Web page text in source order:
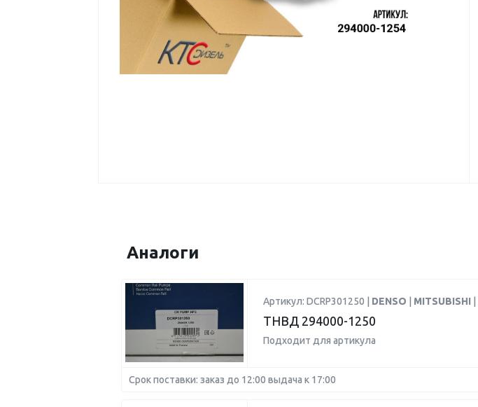
Аналоги
Артикул: DCRP301250 | DENSO MITSUBISHI
ТНВД 294000-1250
Подходит для артикула
Срок поставки: заказ до 12:00 выдача к 17:00